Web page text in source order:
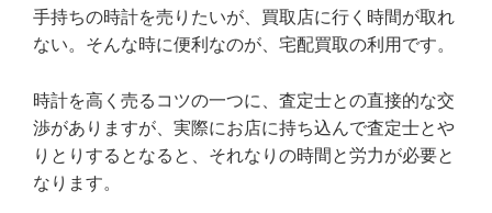
手持ちの時計を売りたいが、買取店に行く時間が取れ
ない。そんな時に便利なのが、宅配買取の利用です。
時計を高く売るコツの一つに、査定士との直接的な交
渉がありますが、実際にお店に持ち込んで査定士とや
りとりするとなると、それなりの時間と労力が必要と
なります。